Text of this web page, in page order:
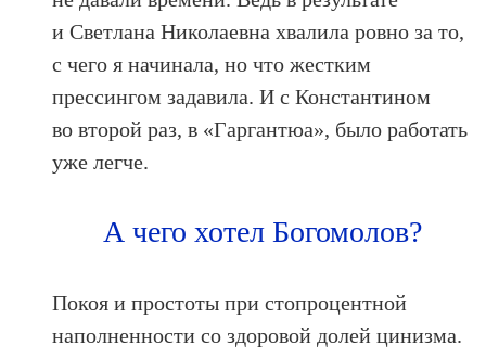
и Светлана Николаевна хвалила ровно за то,
с чего я начинала, но что жестким
прессингом задавила. И с Константином
во второй раз, в «Гаргантюа», было работать
уже легче.
А чего хотел Богомолов?
Покоя и простоты при стопроцентной
наполненности со здоровой долей цинизма.